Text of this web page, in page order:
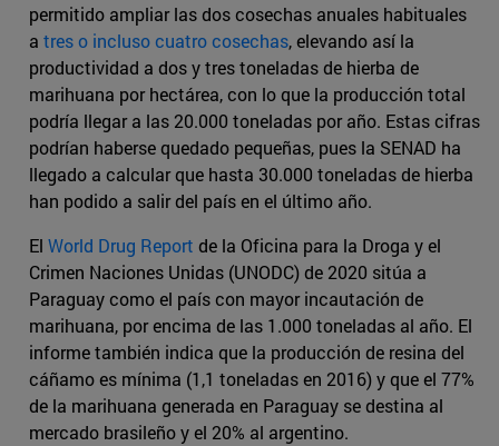
permitido ampliar las dos cosechas anuales habituales
a tres o incluso cuatro cosechas, elevando así la
productividad a dos y tres toneladas de hierba de
marihuana por hectárea, con lo que la producción total
podría llegar a las 20.000 toneladas por año. Estas cifras
podrían haberse quedado pequeñas, pues la SENAD ha
llegado a calcular que hasta 30.000 toneladas de hierba
han podido a salir del país en el último año.
El World Drug Report de la Oficina para la Droga y el
Crimen Naciones Unidas (UNODC) de 2020 sitúa a
Paraguay como el país con mayor incautación de
marihuana, por encima de las 1.000 toneladas al año. El
informe también indica que la producción de resina del
cáñamo es mínima (1,1 toneladas en 2016) y que el 77%
de la marihuana generada en Paraguay se destina al
mercado brasileño y el 20% al argentino.